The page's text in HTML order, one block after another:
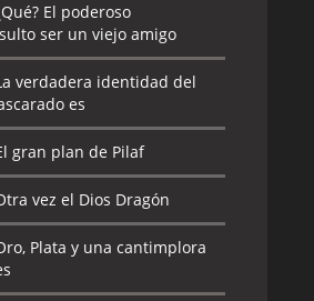
El poderoso
ser un viejo amigo
verdadera identidad del
es
gran plan de Pilaf
vez el Dios Dragón
Plata y una cantimplora